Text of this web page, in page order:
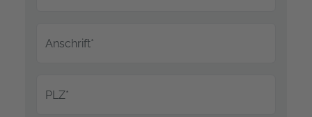
Anschrift*
PLZ*